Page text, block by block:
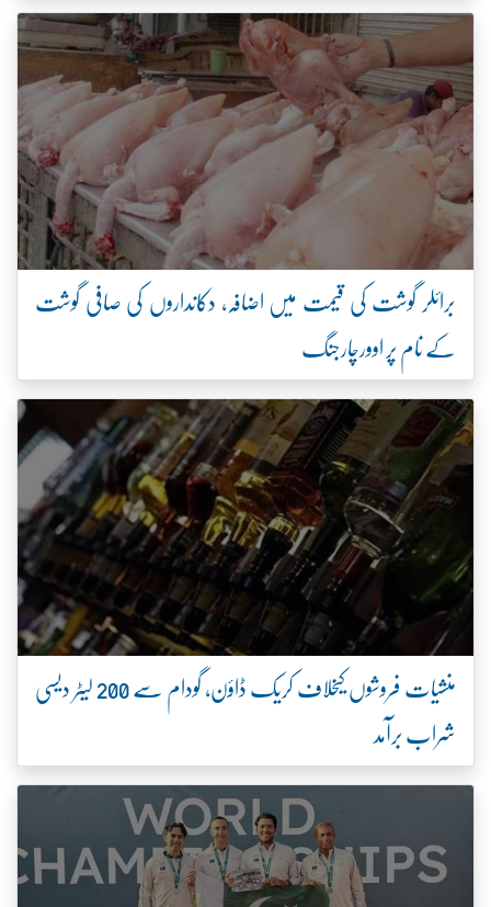
برائلر گوشت کی قیمت میں اضافہ، دکانداروں کی صافی گوشت
کے نام پر اوورچارجنگ
منشیات فروشوں کیخلاف کریک ڈاؤن، گودام سے 200 لیٹر دیسی
شراب برآمد